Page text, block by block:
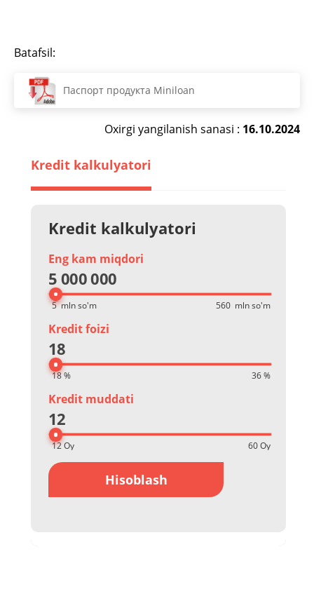
Batafsil:
Паспорт продукта Miniloan
Oxirgi yangilanish sanasi : 16.10.2024
Kredit kalkulyatori
Kredit kalkulyatori
Eng kam miqdori
5 000 000
Kredit foizi
18
Kredit muddati
12
Hisoblash